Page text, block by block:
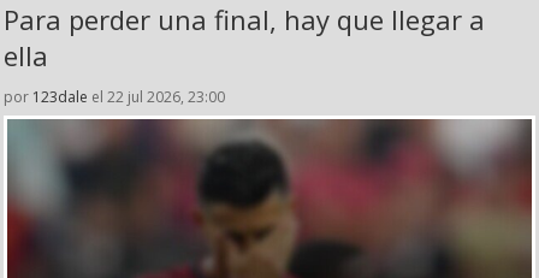
Para perder una final, hay que llegar a
ella
por 123dale el 22 jul 2026, 23:00